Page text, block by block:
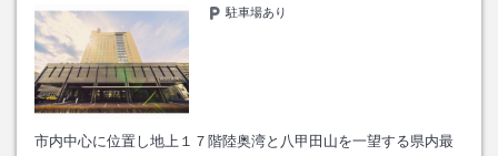
駐車場あり
市内中心に位置し地上１７階陸奥湾と八甲田山を一望する県内最